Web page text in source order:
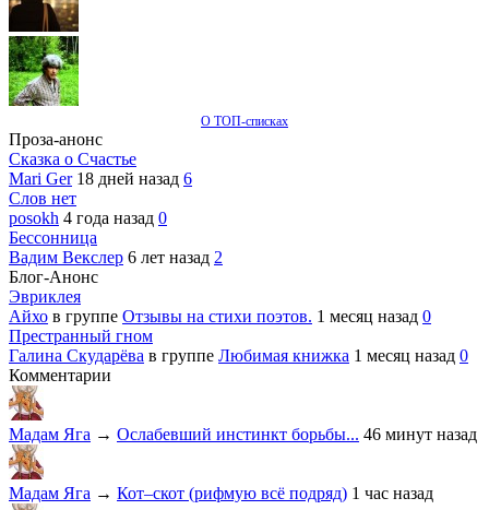
О ТОП-списках
Проза-анонс
Сказка о Счастье
Mari Ger 18 дней назад 6
Слов нет
posokh 4 года назад 0
Бессонница
Вадим Векслер 6 лет назад 2
Блог-Анонс
Эвриклея
Айхо в группе Отзывы на стихи поэтов. 1 месяц назад 0
Престранный гном
Галина Скударёва в группе Любимая книжка 1 месяц назад 0
Комментарии
Мадам Яга → Ослабевший инстинкт борьбы... 46 минут назад
Мадам Яга → Кот–скот (рифмую всё подряд) 1 час назад